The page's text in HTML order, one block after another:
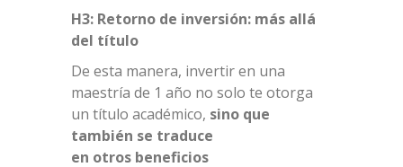
H3: Retorno de inversión: más allá
del título
De esta manera, invertir en una
maestría de 1 año no solo te otorga
un título académico, sino que
también se traduce
en otros beneficios